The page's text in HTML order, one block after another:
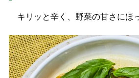
キリッと辛く、野菜の甘さにほ